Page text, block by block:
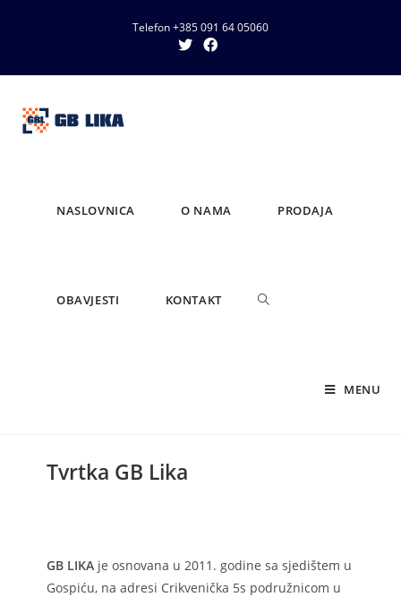
Telefon +385 091 64 05060
NASLOVNICA O NAMA PRODAJA
OBAVJESTI KONTAKT
MENU
Tvrtka GB Lika
GB LIKA je osnovana u 2011. godine sa sjedištem u
Gospiću, na adresi Crikvenička 5s podružnicom u